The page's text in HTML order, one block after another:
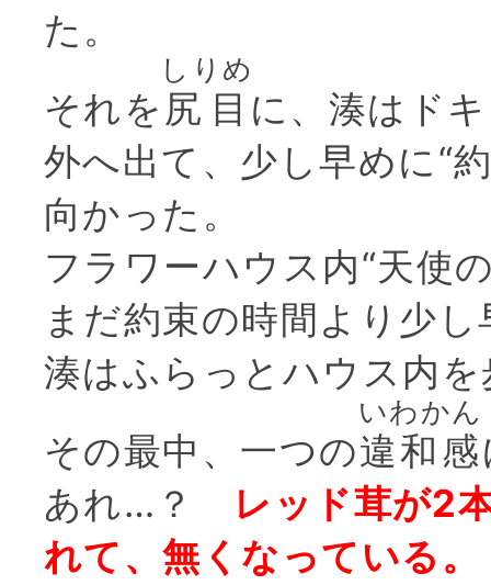
た。
それを 尻目
しりめ
に、湊はド
外へ出て、少し早めに“
向かった。
フラワーハウス内“天使
まだ約束の時間より少
湊はふらっとハウス内
その最中、一つの違和感
いわかん
あれ…？
レッド茸が2
れて、無くなっている。